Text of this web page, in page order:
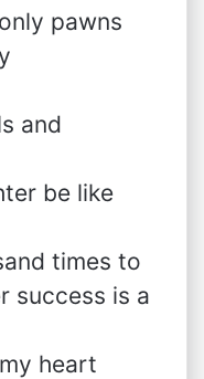
pawns
and
be like
times to
success is a
heart